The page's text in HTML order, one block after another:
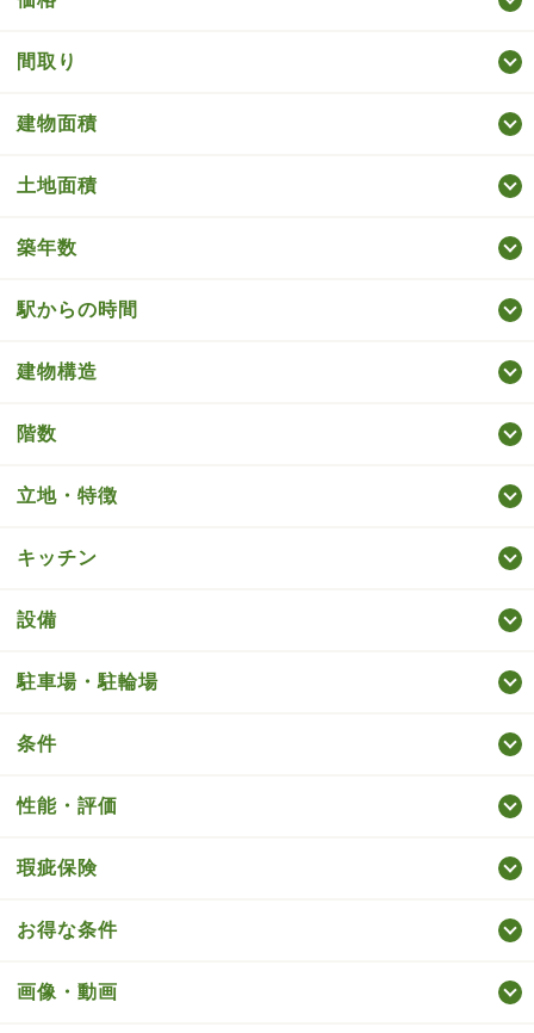
間取り
建物面積
土地面積
築年数
駅からの時間
建物構造
階数
立地・特徴
キッチン
設備
駐車場・駐輪場
条件
性能・評価
瑕疵保険
お得な条件
画像・動画